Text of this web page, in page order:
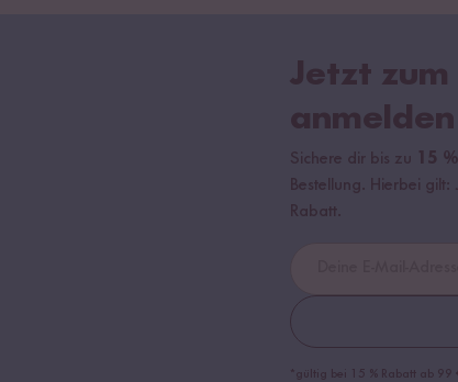
Jetzt
anmelden
Sichere dir bis zu 15
Bestellung. Hierbei
Rabatt.
*gültig bei 15 % Rabatt ab 99